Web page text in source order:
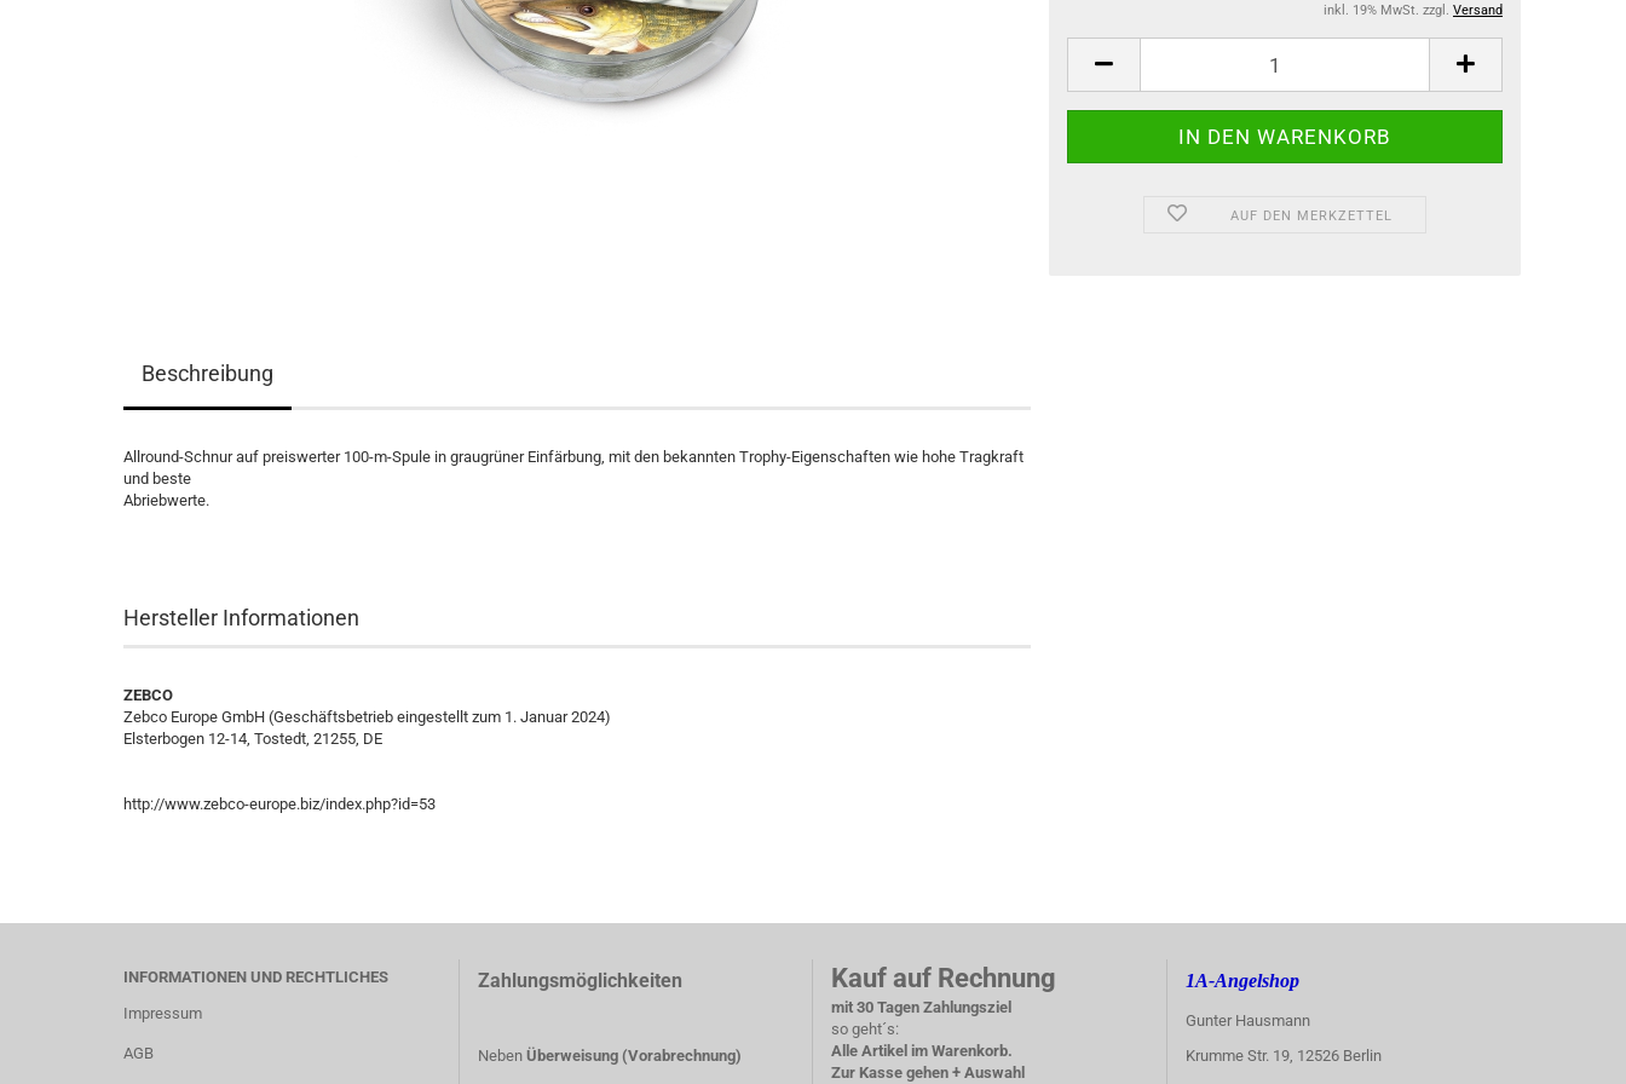
inkl. 19% MwSt. zzgl. Versand
AUF DEN MERKZETTEL
Beschreibung
Allround-Schnur auf preiswerter 100-m-Spule in graugrüner Einfärbung, mit den bekannten Trophy-Eigenschaften wie hohe Tragkraft
und beste
Abriebwerte.
Hersteller Informationen
ZEBCO
Zebco Europe GmbH (Geschäftsbetrieb eingestellt zum 1. Januar 2024)
Elsterbogen 12-14, Tostedt, 21255, DE
http://www.zebco-europe.biz/index.php?id=53
INFORMATIONEN UND RECHTLICHES
Impressum
AGB
Zahlungsmöglichkeiten
NebenÜberweisung (Vorabrechnung)
Kauf auf Rechnung
mit 30 Tagen Zahlungsziel
so geht´s:
Alle Artikel im Warenkorb.
Zur Kasse gehen + Auswahl
1A-Angelshop
Gunter Hausmann
Krumme Str. 19, 12526 Berlin